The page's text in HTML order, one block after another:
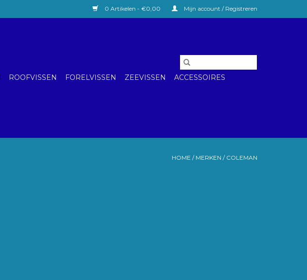
0 Artikelen - €0,00 Mijn account / Registreren
ROOFVISSEN FORELVISSEN ZEEVISSEN
ACCESSOIRES
HOME / MERKEN / COLEMAN